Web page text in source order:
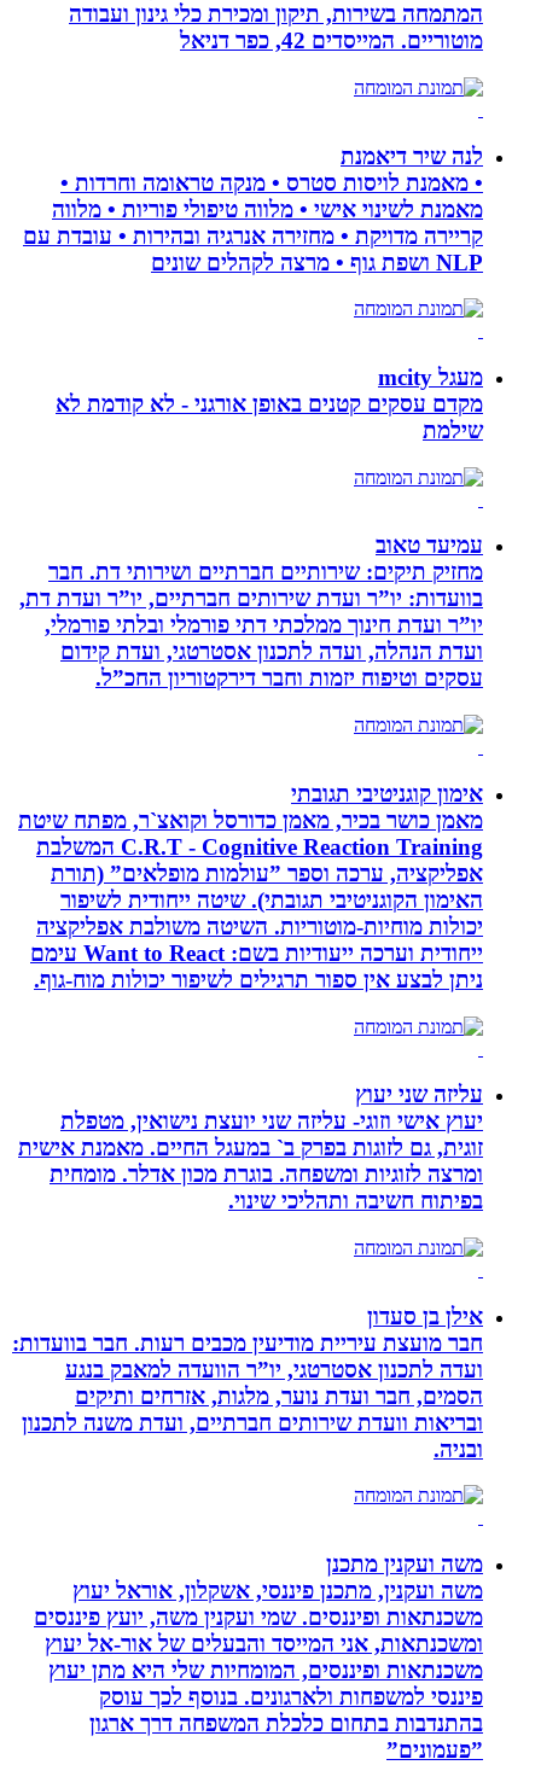
המתמחה בשירות, תיקון ומכירת כלי גינון ועבודה
מוטוריים. המייסדים 42, כפר דניאל
לנה שיר דיאמנת
• מאמנת לויסות סטרס • מנקה טראומה וחרדות •
מאמנת לשינוי אישי • מלווה טיפולי פוריות • מלווה
קריירה מדויקת • מחזירה אנרגיה ובהירות • עובדת עם
מעגל mcity
מקדם עסקים קטנים באופן אורגני - לא קודמת לא
שילמת
עמיעד טאוב
מחזיק תיקים: שירותיים חברתיים ושירותי דת. חבר
בוועדות: יו”ר ועדת שירותים חברתיים, יו”ר ועדת דת,
יו”ר ועדת חינוך ממלכתי דתי פורמלי ובלתי פורמלי,
ועדת הנהלה, ועדה לתכנון אסטרטגי, ועדת קידום
עסקים וטיפוח יזמות וחבר דירקטוריון החכ”ל.
אימון קוגניטיבי תגובתי
מאמן כושר בכיר, מאמן כדורסל וקואצ`ר, מפתח שיטת
C.R.T - Cognitive Reaction Training המשלבת
אפליקציה, ערכה וספר ”עולמות מופלאים” (תורת
האימון הקוגניטיבי תגובתי). שיטה ייחודית לשיפור
יכולות מוחיות-מוטוריות. השיטה משולבת אפליקציה
ייחודית וערכה ייעודיות בשם: Want to React עימם
ניתן לבצע אין ספור תרגילים לשיפור יכולות מוח-גוף.
עליזה שני יעוץ
יעוץ אישי וזוגי- עליזה שני יועצת נישואין, מטפלת
זוגית, גם לזוגות בפרק ב` במעגל החיים. מאמנת אישית
ומרצה לזוגיות ומשפחה. בוגרת מכון אדלר. מומחית
בפיתוח חשיבה ותהליכי שינוי.
אילן בן סעדון
חבר מועצת עיריית מודיעין מכבים רעות. חבר בוועדות:
ועדה לתכנון אסטרטגי, יו”ר הוועדה למאבק בנגע
הסמים, חבר ועדת נוער, מלגות, אזרחים ותיקים
ובריאות וועדת שירותים חברתיים, ועדת משנה לתכנון
משה ועקנין מתכנן
משה ועקנין, מתכנן פיננסי, אשקלון, אוראל יעוץ
משכנתאות ופיננסים. שמי ועקנין משה, יועץ פיננסים
ומשכנתאות, אני המייסד והבעלים של אור-אל יעוץ
משכנתאות ופיננסים, המומחיות שלי היא מתן יעוץ
פיננסי למשפחות ולארגונים. בנוסף לכך עוסק
בהתנדבות בתחום כלכלת המשפחה דרך ארגון
”פעמונים”